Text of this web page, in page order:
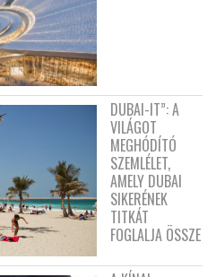
DUBAI-IT”: A
VILÁGOT
MEGHÓDÍTÓ
SZEMLÉLET,
AMELY DUBAI
SIKERÉNEK
TITKÁT
FOGLALJA ÖSSZE